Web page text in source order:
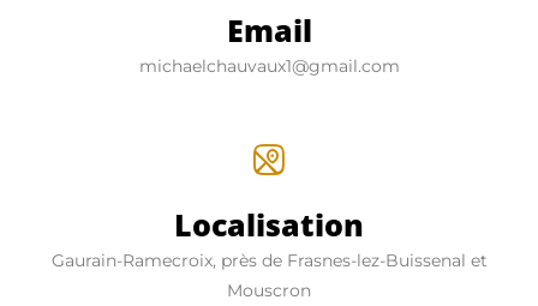
Email
michaelchauvaux1@gmail.com
Localisation
Gaurain-Ramecroix, près de Frasnes-lez-Buissenal et
Mouscron